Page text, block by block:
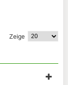
Zeige